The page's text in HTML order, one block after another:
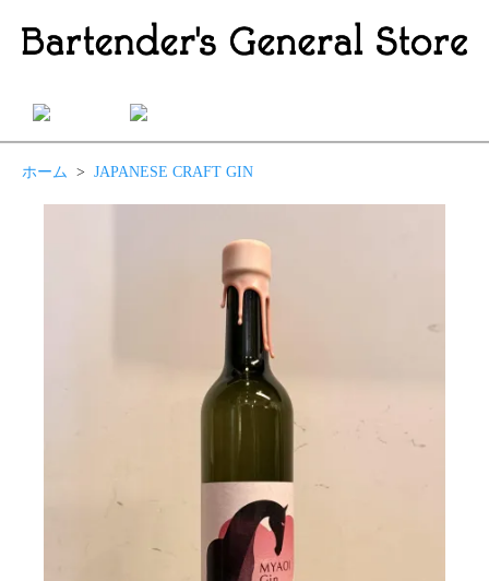
ホーム > JAPANESE CRAFT GIN